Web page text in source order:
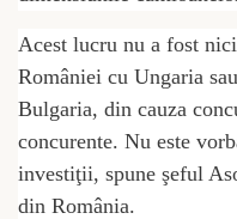
Acest lucru nu a fost
României cu Ungaria
Bulgaria, din cauza
concurente. Nu este
investiţii, spune şeful
din România.